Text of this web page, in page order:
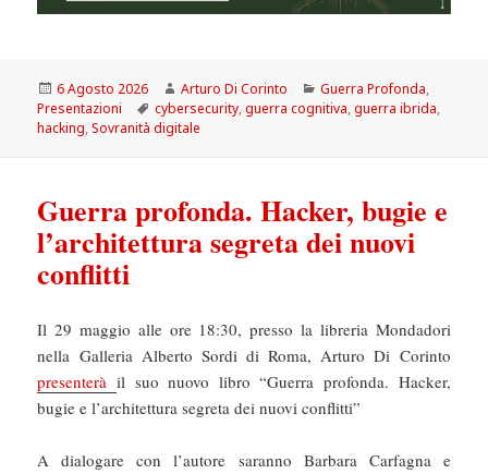
Scritto
il
6 Agosto 2026 Autore
Arturo Di Corinto Categorie
Guerra Profonda,
Presentazioni
Tag
cybersecurity,guerra cognitiva,guerra ibrida,
hacking,Sovranità digitale
Guerra profonda. Hacker, bugie e
l’architettura segreta dei nuovi
conflitti
Il 29 maggio alle ore 18:30, presso la libreria Mondadori
nella Galleria Alberto Sordi di Roma, Arturo Di Corinto
presenteràil suo nuovo libro “Guerra profonda. Hacker,
bugie e l’architettura segreta dei nuovi conflitti”
A dialogare con l’autore saranno Barbara Carfagna e